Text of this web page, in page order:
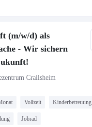
(m/w/d) als
- Wir sichern
Crailsheim
Vollzeit Kinderbetreuung
Jobrad